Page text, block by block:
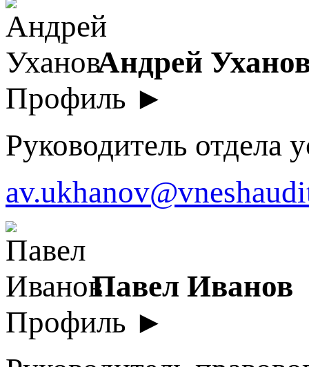
Андрей
Профиль ►
Руководитель отдела
Павел Иванов
Профиль ►